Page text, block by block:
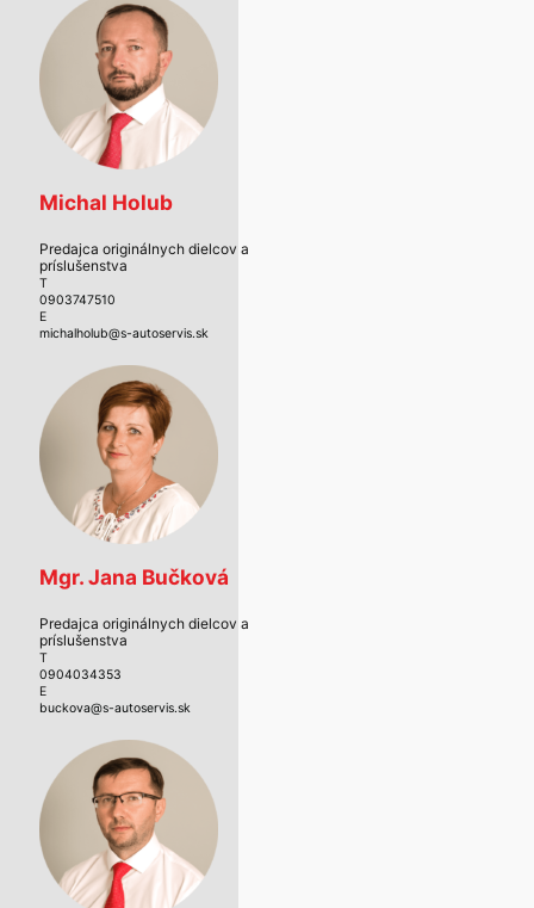
Michal Holub
Predajca originálnych dielcov a
príslušenstva
T
0903747510
E
michalholub@s-autoservis.sk
Mgr. Jana Bučková
Predajca originálnych dielcov a
príslušenstva
T
0904034353
E
buckova@s-autoservis.sk